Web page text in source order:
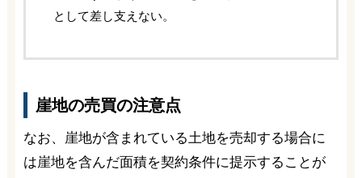
として差し支えない。
崖地の売買の注意点
なお、崖地が含まれている土地を売却する場合に
は崖地を含んだ面積を契約条件に提示することが